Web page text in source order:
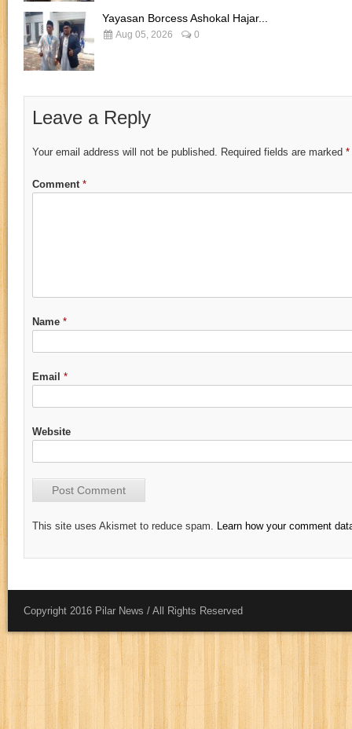
Yayasan Borcess Ashokal Hajar...
Aug 05, 2026 0
Leave a Reply
Your email address will not be published. Required fields are marked *
Comment *
Name *
Email *
Website
This site uses Akismet to reduce spam. Learn how your comment
Copyright 2016 Pilar News / All Rights Reserved